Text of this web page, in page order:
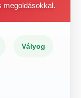
megoldásokkal.
Vályog